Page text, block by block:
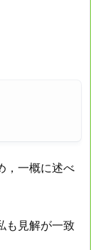
，一概に述べ
も見解が一致